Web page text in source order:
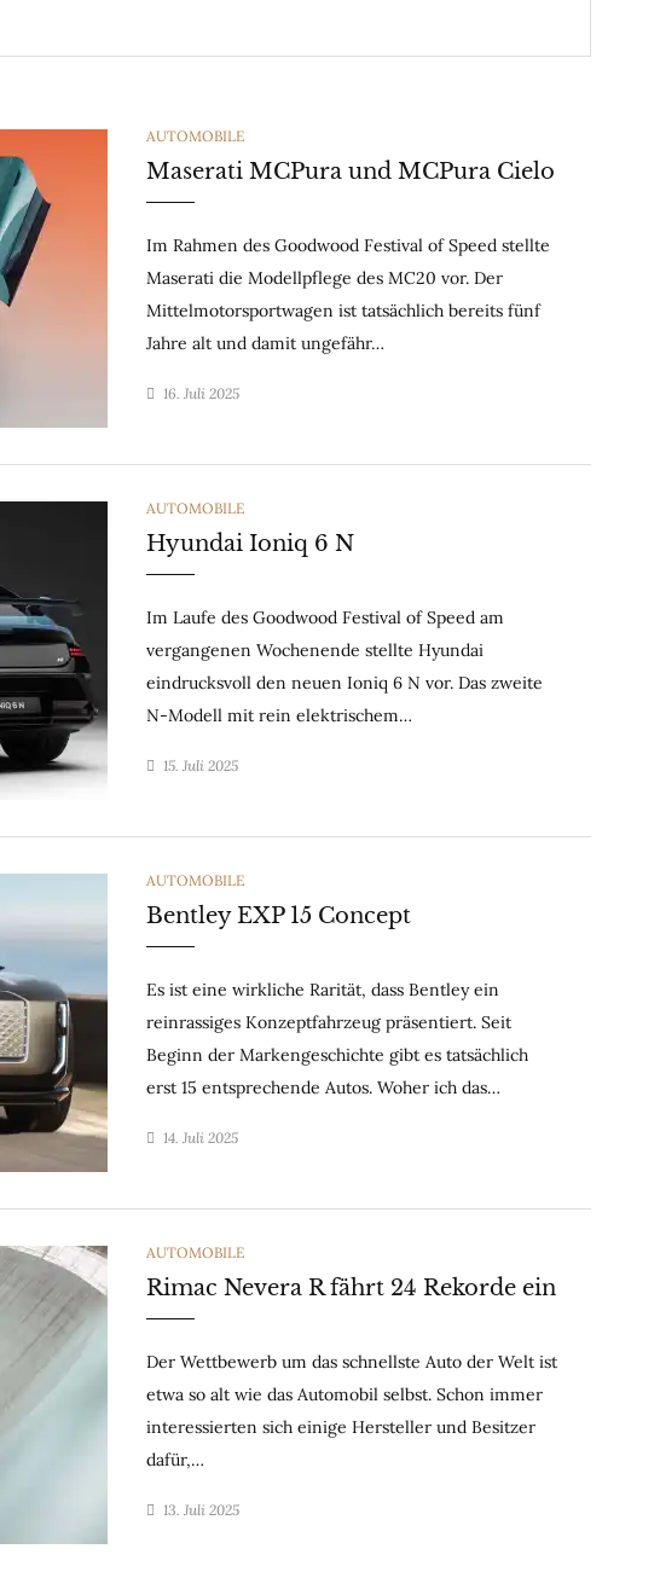
CATEGORIES
AUTOMOBILE
Maserati MCPura und MCPura Cielo
Im Rahmen des Goodwood Festival of Speed stellte
Maserati die Modellpflege des MC20 vor. Der
Mittelmotorsportwagen ist tatsächlich bereits fünf
Jahre alt und damit ungefähr…
16. Juli 2025
CATEGORIES
AUTOMOBILE
Hyundai Ioniq 6 N
Im Laufe des Goodwood Festival of Speed am
vergangenen Wochenende stellte Hyundai
eindrucksvoll den neuen Ioniq 6 N vor. Das zweite
N-Modell mit rein elektrischem…
15. Juli 2025
CATEGORIES
AUTOMOBILE
Bentley EXP 15 Concept
Es ist eine wirkliche Rarität, dass Bentley ein
reinrassiges Konzeptfahrzeug präsentiert. Seit
Beginn der Markengeschichte gibt es tatsächlich
erst 15 entsprechende Autos. Woher ich das…
14. Juli 2025
CATEGORIES
AUTOMOBILE
Rimac Nevera R fährt 24 Rekorde ein
Der Wettbewerb um das schnellste Auto der Welt ist
etwa so alt wie das Automobil selbst. Schon immer
interessierten sich einige Hersteller und Besitzer
dafür,…
13. Juli 2025